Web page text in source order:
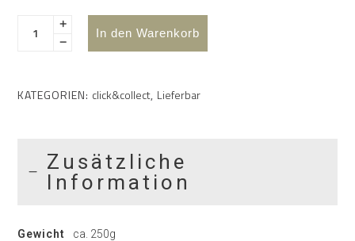
In den Warenkorb
KATEGORIEN: click&collect, Lieferbar
Zusätzliche
Information
Gewicht ca. 250g